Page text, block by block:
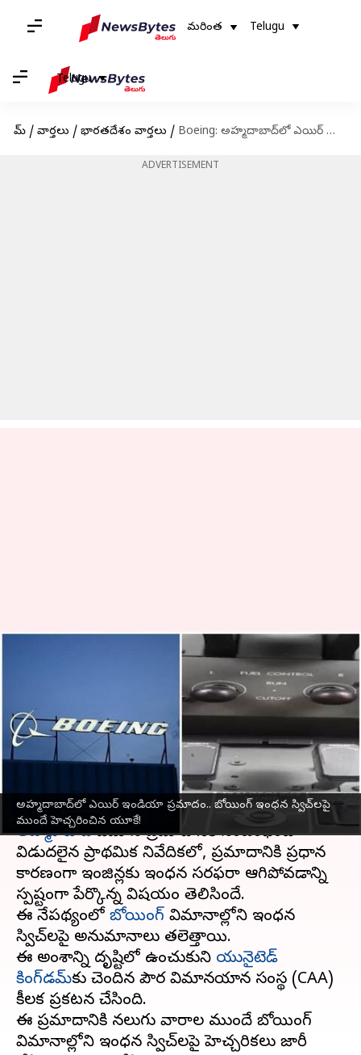
మరింత Telugu
Telugu
హోమ్ / వార్తలు / భారతదేశం వార్తలు / Boeing: అహ్మదాబాద్‌లో ఎయిర్ ఇండియా ప్రమాదం.. బోయింగ్ ఇంధన స్విచ్‌లపై ముందే హెచ్చరించిన యూకే!
ADVERTISEMENT
అహ్మదాబాద్‌లో ఎయిర్ ఇండియా ప్రమాదం.. బోయింగ్ ఇంధన స్విచ్‌లపై
ముందే హెచ్చరించిన యూకే!
Boeing: అహ్మదాబాద్‌లో ఎయిర్
ఇండియా ప్రమాదం.. బోయింగ్
ఇంధన స్విచ్‌లపై ముందే
హెచ్చరించిన యూకే!
Sirish Praharaju Jul 15, 2025 09:51 am
ఈ వార్తాకథనం ఏంటి
అహ్మదాబాద్‌విమాన ప్రమాదానికి సంబంధించి
విడుదలైన ప్రాథమిక నివేదికలో, ప్రమాదానికి ప్రధాన
కారణంగా ఇంజిన్లకు ఇంధన సరఫరా ఆగిపోవడాన్ని
స్పష్టంగా పేర్కొన్న విషయం తెలిసిందే.
ఈ నేపథ్యంలో బోయింగ్‌ విమానాల్లోని ఇంధన
స్విచ్‌లపై అనుమానాలు తలెత్తాయి.
ఈ అంశాన్ని దృష్టిలో ఉంచుకుని యునైటెడ్
కింగ్‌డమ్‌కు చెందిన పౌర విమానయాన సంస్థ (CAA)
కీలక ప్రకటన చేసింది.
ఈ ప్రమాదానికి నలుగు వారాల ముందే బోయింగ్‌
విమానాల్లోని ఇంధన స్విచ్‌లపై హెచ్చరికలు జారీ